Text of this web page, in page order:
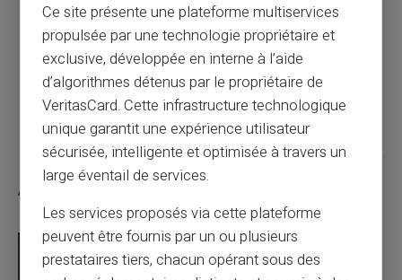
Peut-on ouvrir un compte sans justificatif
de revenus en 2026 ?
Article suivant
Articles similaires
Ce site présente une plateforme multiservices
propulsée par une technologie propriétaire et
exclusive, développée en interne à l’aide
d’algorithmes détenus par le propriétaire de
VeritasCard. Cette infrastructure technologique
unique garantit une expérience utilisateur
sécurisée, intelligente et optimisée à travers un
large éventail de services.
Les services proposés via cette plateforme
peuvent être fournis par un ou plusieurs
prestataires tiers, chacun opérant sous des